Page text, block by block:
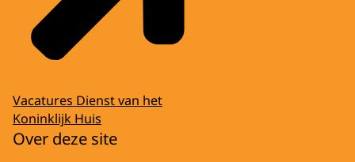
Vacatures Dienst van het
Koninklijk Huis
Over deze site